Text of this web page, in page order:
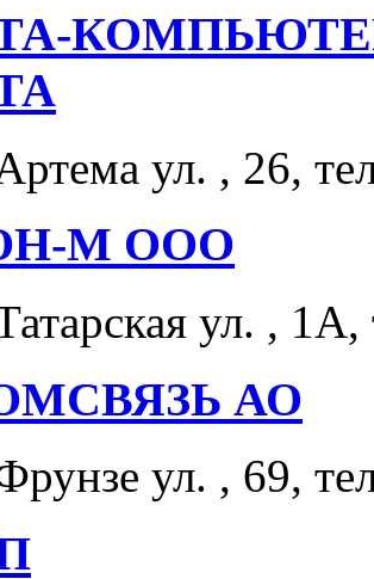
ул. , 26,
М ООО
ул. ,
АО
ул. , 69,